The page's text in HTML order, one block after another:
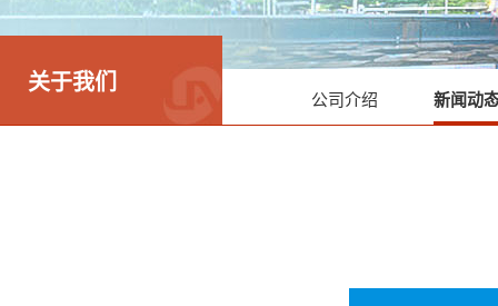
关于我们
公司介绍 新闻动